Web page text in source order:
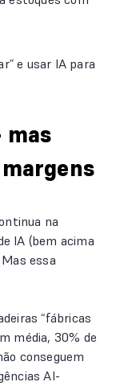
e usar IA para
na
IA (bem acima
essa
“fábricas
média, 30% de
conseguem
AI-